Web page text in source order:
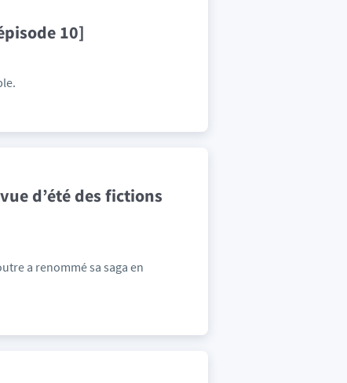
10]
d’été des fictions
a renommé sa saga en